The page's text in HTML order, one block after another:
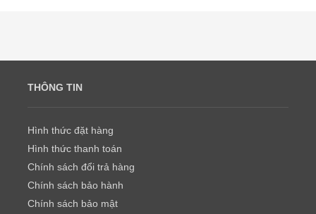
THÔNG TIN
Hình thức đặt hàng
Hình thức thanh toán
Chính sách đổi trả hàng
Chính sách bảo hành
Chính sách bảo mật